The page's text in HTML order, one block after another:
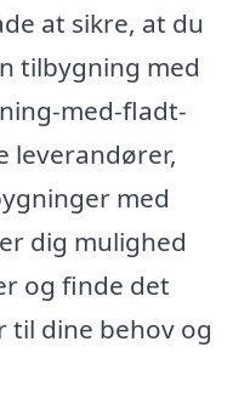
at sikre, at du
tilbygning med
med-fladt-
leverandører,
med
dig mulighed
og finde det
til dine behov og